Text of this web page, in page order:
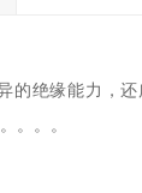
的绝缘能力，
。。。